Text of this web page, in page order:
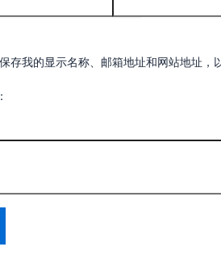
箱
存我的显示名称、邮箱地址和网站地址，